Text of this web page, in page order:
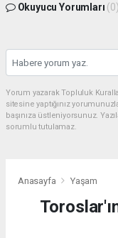
Okuyucu Yorumları (0)
Yorum yazarak Topluluk
sitesine yaptığınız
başınıza üstleniyorsunuz.
sorumlu tutulamaz.
Anasayfa Yaşam